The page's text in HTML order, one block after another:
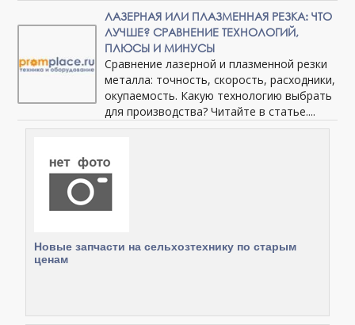
ЛАЗЕРНАЯ ИЛИ ПЛАЗМЕННАЯ РЕЗКА: ЧТО
ЛУЧШЕ? СРАВНЕНИЕ ТЕХНОЛОГИЙ,
ПЛЮСЫ И МИНУСЫ
Сравнение лазерной и плазменной резки
металла: точность, скорость, расходники,
окупаемость. Какую технологию выбрать
для производства? Читайте в статье....
Новые запчасти на сельхозтехнику по старым
ценам